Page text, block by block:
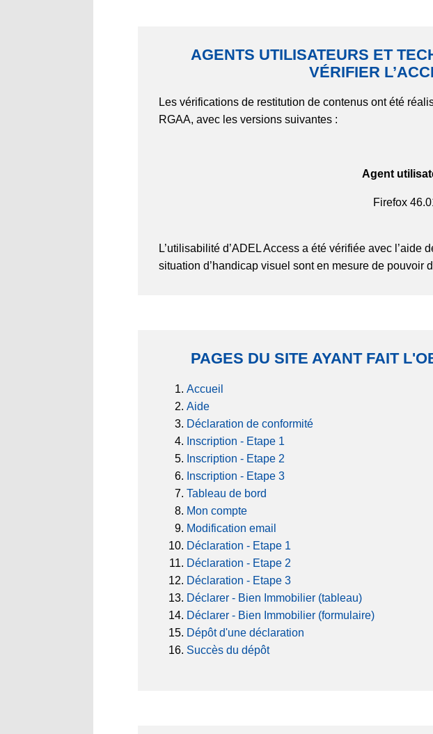
AGENTS UTILISATEURS ET
VÉRIFIER
Les vérifications de restitution de contenus ont été
RGAA, avec les versions suivantes :
Agent
Firefox
L’utilisabilité d’ADEL Access a été vérifiée avec l’aide
situation d’handicap visuel sont en mesure de pouvoir
PAGES DU SITE AYANT FAIT
Accueil
Aide
Déclaration de conformité
Inscription - Etape 1
Inscription - Etape 2
Inscription - Etape 3
Tableau de bord
Mon compte
Modification email
Déclaration - Etape 1
Déclaration - Etape 2
Déclaration - Etape 3
Déclarer - Bien Immobilier (tableau)
Déclarer - Bien Immobilier (formulaire)
Dépôt d'une déclaration
Succès du dépôt